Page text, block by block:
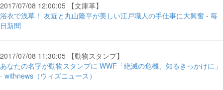
2017/07/08 12:00:05 【文庫革】
浴衣で浅草！ 友近と丸山隆平が美しい江戸職人の手仕事に大興奮 - 毎
日新聞
2017/07/08 11:30:05 【動物スタンプ】
あなたの名字が動物スタンプに WWF「絶滅の危機、知るきっかけに」
- withnews（ウィズニュース）